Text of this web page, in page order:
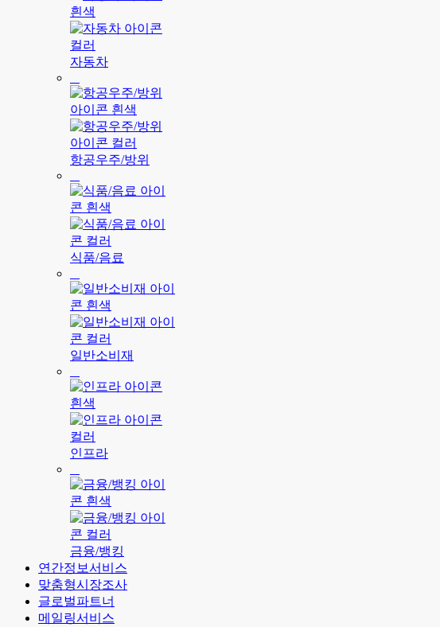
자동차
항공우주/방위
식품/음료
일반소비재
인프라
금융/뱅킹
연간정보서비스
맞춤형시장조사
글로벌파트너
메일링서비스